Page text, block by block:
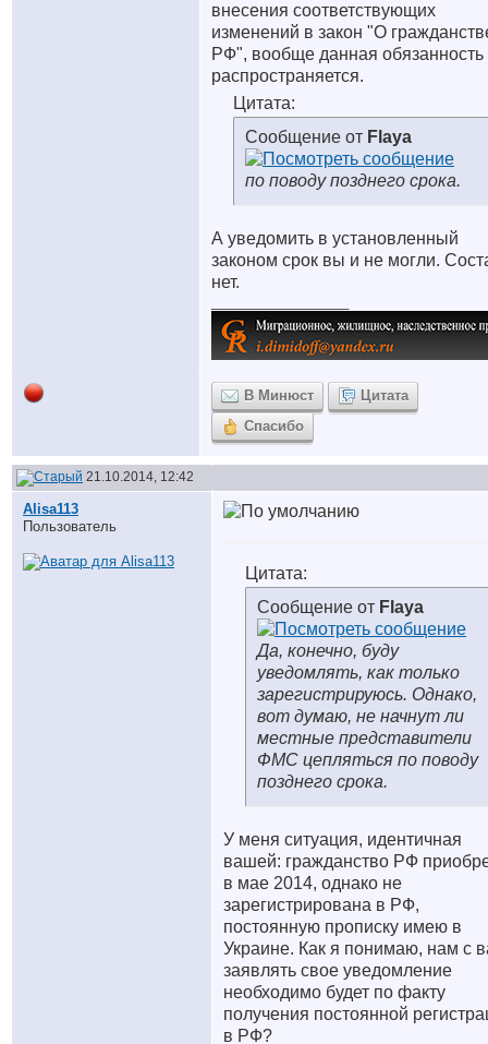
внесения соответствующих
изменений в закон "О
РФ", вообще данная обязанность
распространяется.
Цитата:
Сообщение от Flaya
по поводу позднего срока.
А уведомить в установленный
законом срок вы и не могли.
нет.
В Минюст
Цитата
Спасибо
21.10.2014, 12:42
Alisa113
Пользователь
Цитата:
Сообщение от Flaya
Да, конечно, буду
уведомлять, как только
зарегистрируюсь. Однако,
вот думаю, не начнут ли
местные представители
ФМС цепляться по поводу
позднего срока.
У меня ситуация, идентичная
вашей: гражданство РФ
в мае 2014, однако не
зарегистрирована в РФ,
постоянную прописку имею в
Украине. Как я понимаю, нам с
заявлять свое уведомление
необходимо будет по факту
получения постоянной
в РФ?